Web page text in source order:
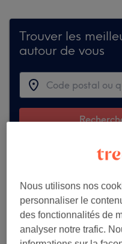
Trouver les
autour de vous
Nous utilisons nos
personnaliser le
des fonctionnalités de
analyser notre trafic.